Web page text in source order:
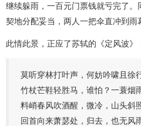
继续躲雨，一百元门票钱就亏完了
契地分配妥当，两人一把伞直冲到雨
此情此景，正应了苏轼的《定风波》
莫听穿林打叶声，何妨吟啸且徐
竹杖芒鞋轻胜马，谁怕？一蓑烟
料峭春风吹酒醒，微冷，山头斜
回首向来萧瑟处，归去，也无风